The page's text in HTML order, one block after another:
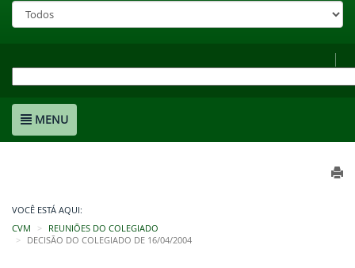
MENU
VOCÊ ESTÁ AQUI:
CVM
REUNIÕES DO COLEGIADO
DECISÃO DO COLEGIADO DE 16/04/2004